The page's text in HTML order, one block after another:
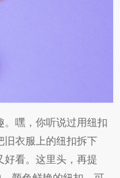
。嘿，你听说过用纽扣
旧衣服上的纽扣拆下
好看。这里头，再提